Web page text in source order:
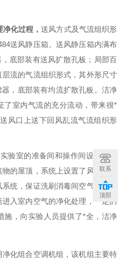
净化过程 ，送风方式及气流组织形
送风静压箱。送风静压箱内满布
底部装有送风扩散孔板；局部百
流的气流组织形式，其外形尺寸
器，底部装有均流扩散孔板。洁净
了室内气流的充分流动，带来很*
风口上送下回风乱流气流组织形
验室的准备间和操作间设置了一
的屋顶，系统上设置了风量调节
统，保证洗刷消毒间空气清新。
入室内空气的净化处理，一定的
施，向实验人员提供了*全，洁净
化组合空调机组，该机组主要特
联系
顶部